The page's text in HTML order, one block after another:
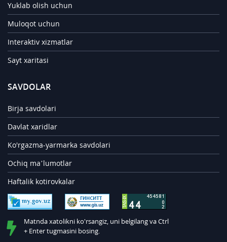
Yuklab olish uchun
Muloqot uchun
Interaktiv xizmatlar
Sayt xaritasi
SAVDOLAR
Birja savdolari
Davlat xaridlar
Ko'rgazma-yarmarka savdolari
Ochiq ma’lumotlar
Haftalik kotirovkalar
Matnda xatolikni ko'rsangiz, uni belgilang va Ctrl
+ Enter tugmasini bosing.